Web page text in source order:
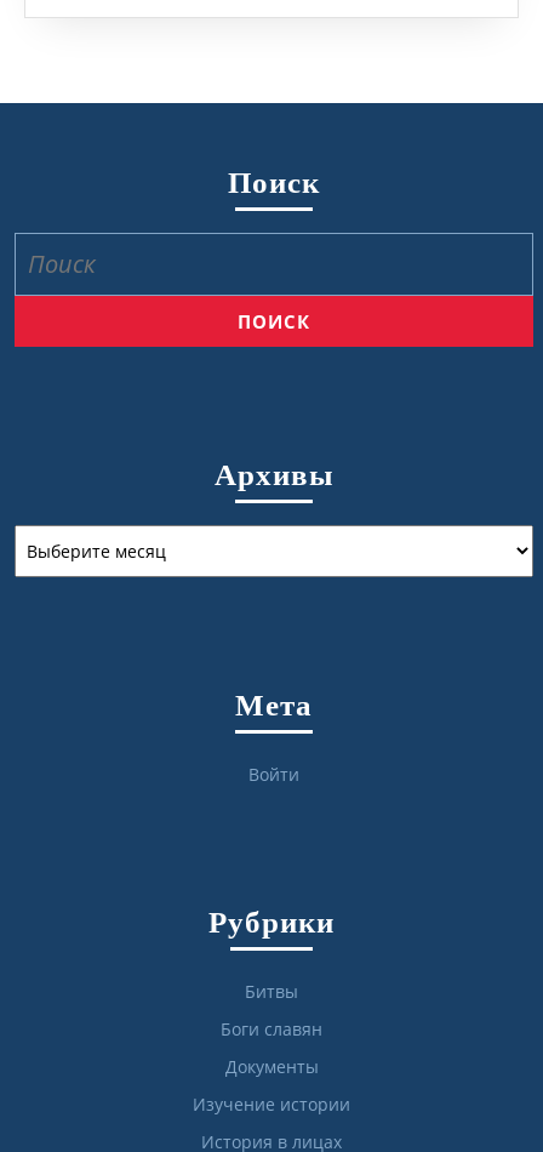
Поиск
Архивы
Мета
Войти
Рубрики
Битвы
Боги славян
Документы
Изучение истории
История в лицах